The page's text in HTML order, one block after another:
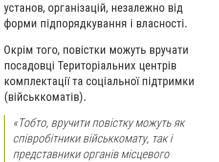
установ, організацій, незалежно від
форми підпорядкування і власності.
Окрім того, повістки можуть вручати
посадовці Територіальних центрів
комплектації та соціальної підтримки
(військкоматів).
«Тобто, вручити повістку можуть як
співробітники військкомату, так і
представники органів місцевого